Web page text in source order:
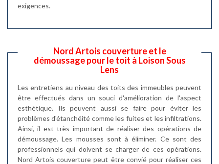
exigences.
Nord Artois couverture et le
démoussage pour le toit à Loison Sous
Lens
Les entretiens au niveau des toits des immeubles peuvent
être effectués dans un souci d'amélioration de l'aspect
esthétique. Ils peuvent aussi se faire pour éviter les
problèmes d'étanchéité comme les fuites et les infiltrations.
Ainsi, il est très important de réaliser des opérations de
démoussage. Les mousses sont à éliminer. Ce sont des
professionnels qui doivent se charger de ces opérations.
Nord Artois couverture peut être convié pour réaliser ces